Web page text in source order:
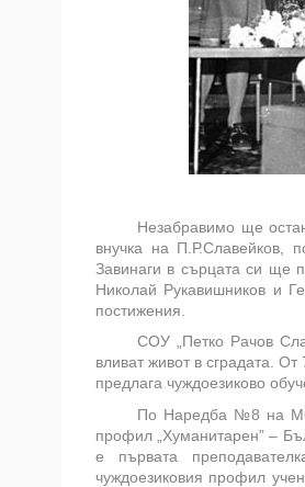
Незабравимо ще
внучка на П.Р.Славейков,
Завинаги в сърцата си ще
Николай Рукавишников и
постижения.
СОУ „Петко Рачов
вливат живот в сградата.
предлага чуждоезиково
По Наредба №8 на
профил „Хуманитарен” –
е първата
чуждоезиковия профил